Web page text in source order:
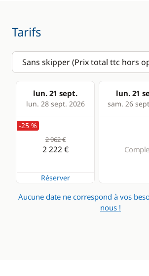
Tarifs
lun. 21 sept.
lun. 28 sept. 2026
lun. 21
sam. 26
-25 %
2 962 €
2 222 €
Réserver
Aucune date ne correspond à vos
nous !